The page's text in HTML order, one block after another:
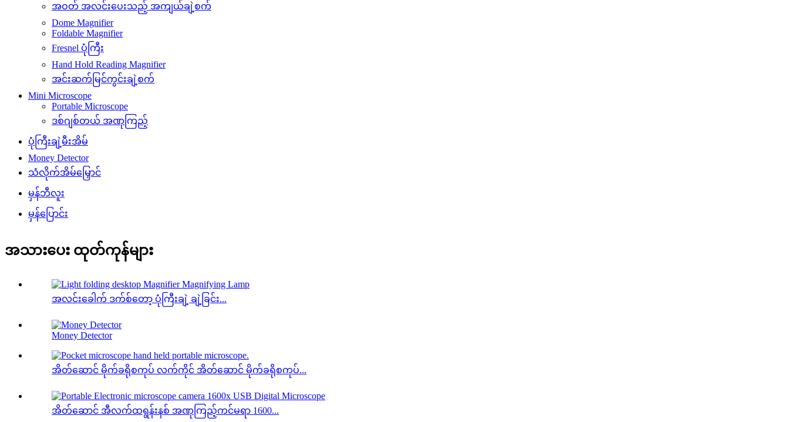
အဝတ် အလင်းပေးသည့် အကျယ်ချဲ့စက်
Dome Magnifier
Foldable Magnifier
Fresnel ပုံကြီး
Hand Hold Reading Magnifier
အင်းဆက်မြင်ကွင်းချဲ့စက်
Mini Microscope
Portable Microscope
ဒစ်ဂျစ်တယ် အဏုကြည့်
ပုံကြီးချဲ့မီးအိမ်
Money Detector
သံလိုက်အိမ်မြှောင်
မှန်ဘီလူး
မှန်ပြောင်း
အသားပေး ထုတ်ကုန်များ
အလင်းခေါက် ဒက်စ်တော့ ပုံကြီးချဲ့ ချဲ့ခြင်း...
Money Detector
အိတ်ဆောင် မိုက်ခရိုစကုပ် လက်ကိုင် အိတ်ဆောင် မိုက်ခရိုစကုပ်...
အိတ်ဆောင် အီလက်ထရွန်းနစ် အဏုကြည့်ကင်မရာ 1600...